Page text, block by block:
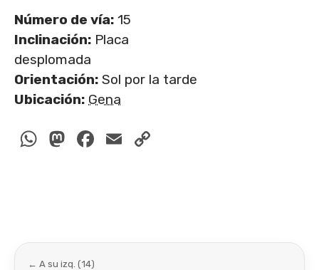
Número de vía: 15
Inclinación: Placa
desplomada
Orientación: Sol por la tarde
Ubicación: Gena
WhatsApp
Mastodon
Facebook
Email
← A su izq. (14)